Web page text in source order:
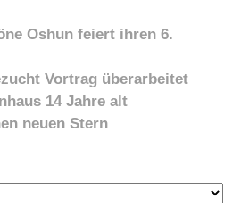
Oshun feiert ihren 6.
Vortrag überarbeitet
14 Jahre alt
neuen Stern